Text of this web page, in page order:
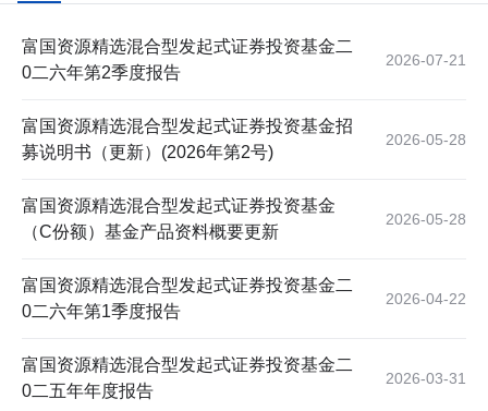
富国资源精选混合型发起式证券投资基金二
0二六年第2季度报告
2026-07-21
富国资源精选混合型发起式证券投资基金招
募说明书（更新）(2026年第2号)
2026-05-28
富国资源精选混合型发起式证券投资基金
（C份额）基金产品资料概要更新
2026-05-28
富国资源精选混合型发起式证券投资基金二
0二六年第1季度报告
2026-04-22
富国资源精选混合型发起式证券投资基金二
0二五年年度报告
2026-03-31